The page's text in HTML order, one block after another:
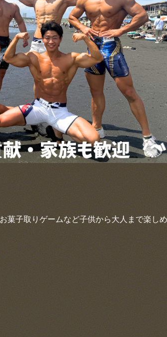
菓子取りゲームなど子供から大人まで楽し